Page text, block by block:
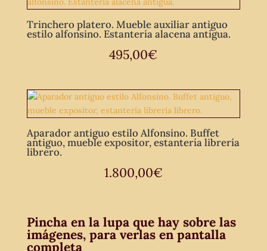
Trinchero platero. Mueble auxiliar antiguo
estilo alfonsino. Estantería alacena antigua.
495,00€
Aparador antiguo estilo Alfonsino. Buffet
antiguo, mueble expositor, estantería librería
librero.
1.800,00€
Pincha en la lupa que hay sobre las
imágenes, para verlas en pantalla
completa